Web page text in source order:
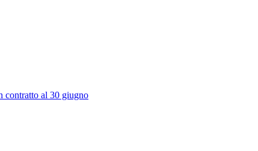
contratto al 30 giugno